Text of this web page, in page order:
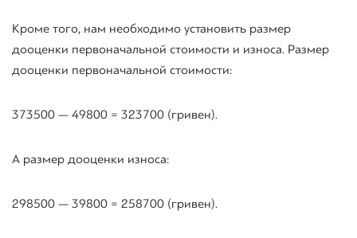
Кроме того, нам необходимо установить размер
дооценки первоначальной стоимости и износа. Размер
дооценки первоначальной стоимости:
373500 — 49800 = 323700 (гривен).
А размер дооценки износа:
298500 — 39800 = 258700 (гривен).